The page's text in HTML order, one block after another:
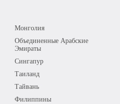
Монголия
Объединенные Арабские
Эмираты
Сингапур
Таиланд
Тайвань
Филиппины